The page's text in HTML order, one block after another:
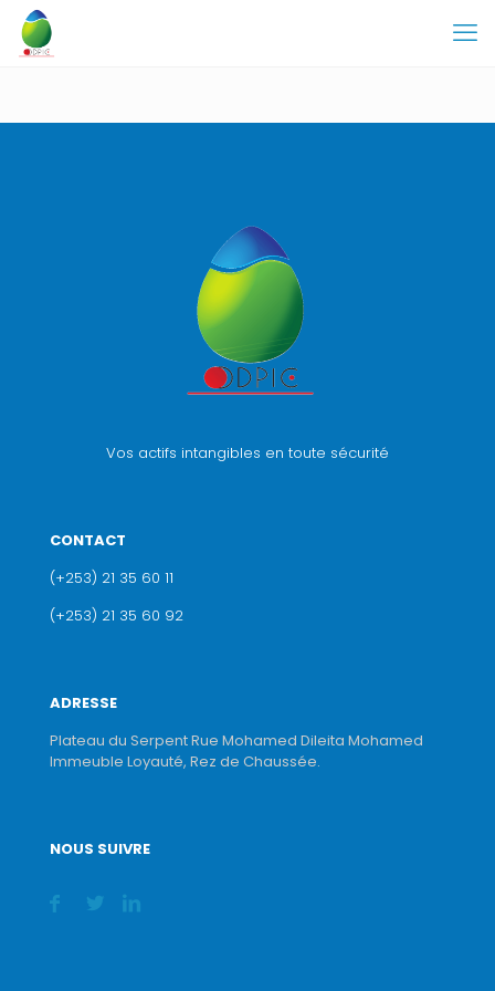
Vos actifs intangibles en toute sécurité
CONTACT
(+253) 21 35 60 11
(+253) 21 35 60 92
ADRESSE
Plateau du Serpent Rue Mohamed Dileita Mohamed
Immeuble Loyauté, Rez de Chaussée.
NOUS SUIVRE